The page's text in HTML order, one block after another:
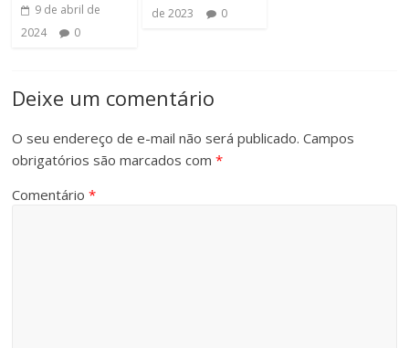
9 de abril de
2024
0
de 2023
0
Deixe um comentário
O seu endereço de e-mail não será publicado. Campos
obrigatórios são marcados com*
Comentário*